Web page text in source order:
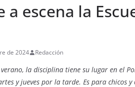
a escena la
de 2024 Redacción
verano, la disciplina tiene su lugar en el
y jueves por la tarde. Es para chicos y